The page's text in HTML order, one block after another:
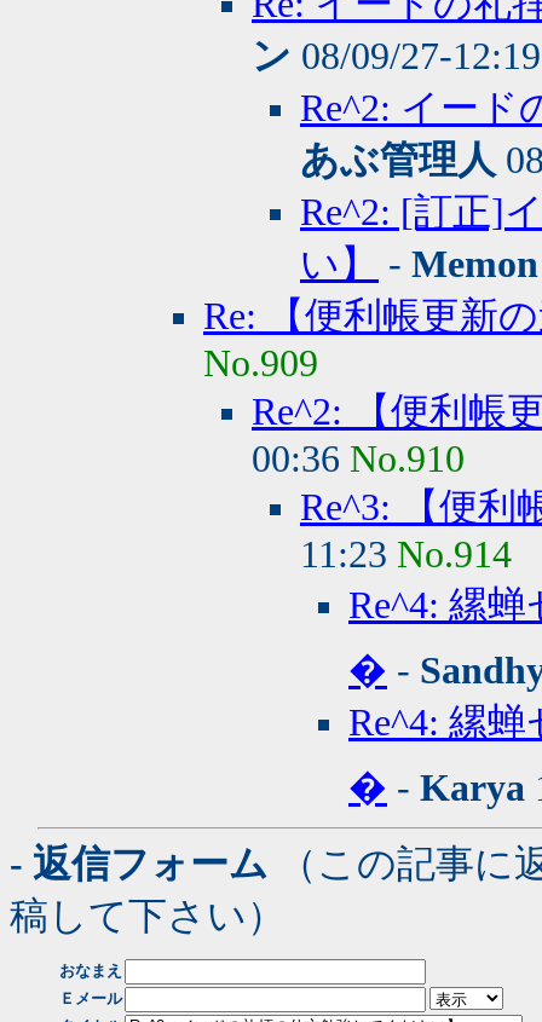
ン 08/09/27-
Re^2: イード
あぶ管理人
Re^2: [訂正]
い】
- Memon
Re: 【便利帳更新
No.909
Re^2: 【便利帳
00:36 No.910
Re^3: 【便利
11:23 No.914
Re^4: 縲
� -
Re^4: 縲
� - Karya
- 返信フォーム （この記事に
稿して下さい）
おなまえ
Ｅメール